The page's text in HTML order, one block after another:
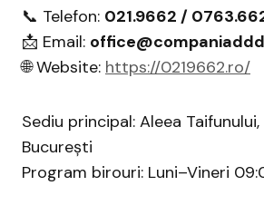
📞 Telefon: 021.9662 /
📩 Email:
🌐 Website: https://0219662.ro/
Sediu principal: Aleea Taifunului,
București
Program birouri: Luni–Vineri